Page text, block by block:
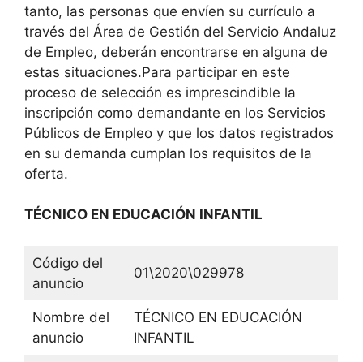
tanto, las personas que envíen su currículo a
través del Área de Gestión del Servicio Andaluz
de Empleo, deberán encontrarse en alguna de
estas situaciones.Para participar en este
proceso de selección es imprescindible la
inscripción como demandante en los Servicios
Públicos de Empleo y que los datos registrados
en su demanda cumplan los requisitos de la
oferta.
TÉCNICO EN EDUCACIÓN INFANTIL
Código del
anuncio
01\2020\029978
Nombre del
anuncio
TÉCNICO EN EDUCACIÓN
INFANTIL